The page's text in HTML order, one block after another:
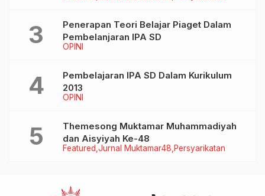
OPINI
Penerapan Teori Belajar Piaget Dalam
Pembelanjaran IPA SD
OPINI
Pembelajaran IPA SD Dalam Kurikulum
2013
Featured Jurnal Muktamar48 Persyarikatan
Themesong Muktamar Muhammadiyah
dan Aisyiyah Ke-48